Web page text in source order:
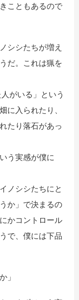
こともあるので
シシたちが増え
だ。これは猟を
がいる」という
に入られたり、
たり落石があっ
う実感が僕に
ノシシたちにと
か」で決まるの
かコントロール
で、僕には下品
」